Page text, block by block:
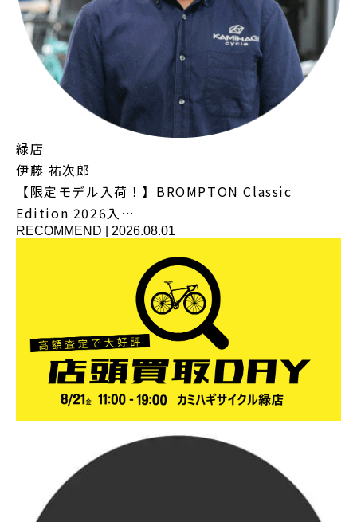
緑店
伊藤 祐次郎
【限定モデル入荷！】BROMPTON Classic
Edition 2026入…
RECOMMEND 2026.08.01